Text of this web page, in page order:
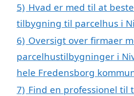
5) Hvad er med til at
tilbygning til parcelhus i
6) Oversigt over firmaer
parcelhustilbygninger i
hele Fredensborg
7) Find en professionel til